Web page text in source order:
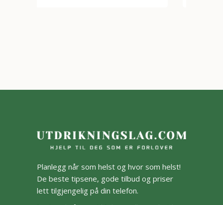
Planlegg når som helst og hvor som helst!
De beste tipsene, gode tilbud og priser
lett tilgjengelig på din telefon.